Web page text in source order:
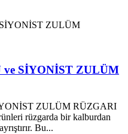
SİYONİST ZULÜM
ZULÜM RÜZGARI
rüzgarda bir kalburdan
Bu...